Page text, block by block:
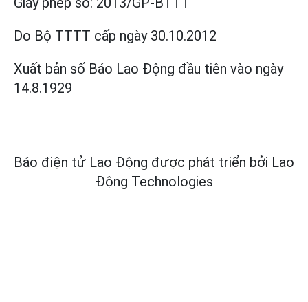
Do Bộ TTTT cấp ngày 30.10.2012
Xuất bản số Báo Lao Động đầu tiên vào ngày
14.8.1929
Báo điện tử Lao Động được phát triển bởi Lao
Động Technologies